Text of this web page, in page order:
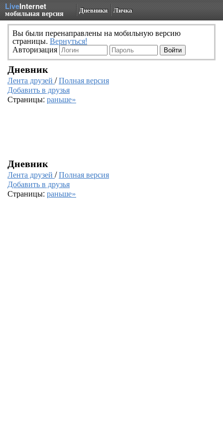
LiveInternet
мобильная версия Дневники Личка
Вы были перенаправлены на мобильную версию
страницы. Вернуться!
Авторизация
Дневник
Лента друзей /Полная версия
Добавить в друзья
Страницы: раньше»
Дневник
Лента друзей /Полная версия
Добавить в друзья
Страницы: раньше»